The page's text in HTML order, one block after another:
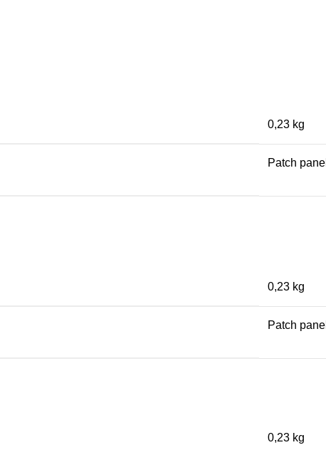
0,23 kg
Patch panel
0,23 kg
Patch panel
0,23 kg